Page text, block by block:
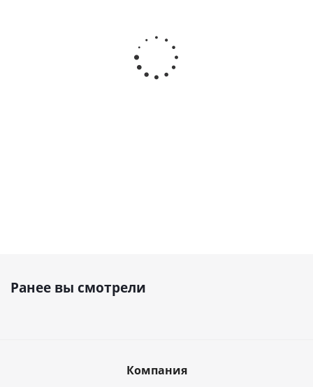
Ранее вы смотрели
Компания